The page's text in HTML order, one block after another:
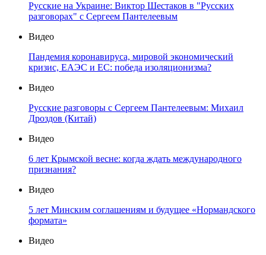
Русские на Украине: Виктор Шестаков в "Русских
разговорах" с Сергеем Пантелеевым
Видео
Пандемия коронавируса, мировой экономический
кризис, ЕАЭС и ЕС: победа изоляционизма?
Видео
Русские разговоры с Сергеем Пантелеевым: Михаил
Дроздов (Китай)
Видео
6 лет Крымской весне: когда ждать международного
признания?
Видео
5 лет Минским соглашениям и будущее «Нормандского
формата»
Видео